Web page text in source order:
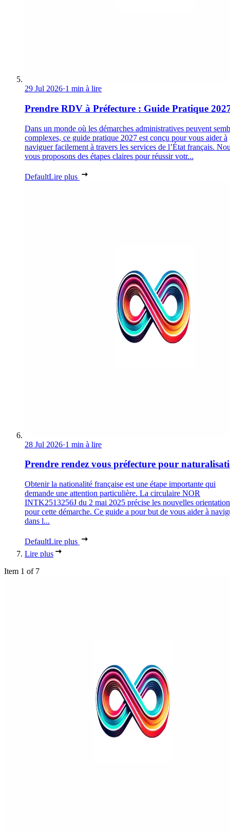
29 Jul 2026·1 min à lire
Prendre RDV à Préfecture : Guide Pratique
Dans un monde où les démarches administratives peuvent
complexes, ce guide pratique 2027 est conçu pour vous aider à
naviguer facilement à travers les services de l’État français.
vous proposons des étapes claires pour réussir votr...
DefaultLire plus
28 Jul 2026·1 min à lire
Prendre rendez vous préfecture pour
Obtenir la nationalité française est une étape importante qui
demande une attention particulière. La circulaire NOR
INTK2513256J du 2 mai 2025 précise les nouvelles
pour cette démarche. Ce guide a pour but de vous aider à
dans l...
DefaultLire plus
Lire plus
Item 1 of 7